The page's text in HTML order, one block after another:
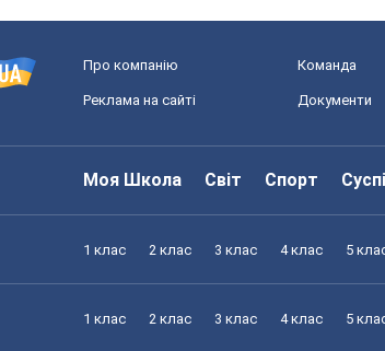
Про компанію Команда
Реклама на сайті Документи
Моя Школа Світ Спорт
1 клас 2 клас 3 клас 4 клас 5
1 клас 2 клас 3 клас 4 клас 5